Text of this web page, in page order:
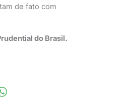
de fato com
do Brasil.